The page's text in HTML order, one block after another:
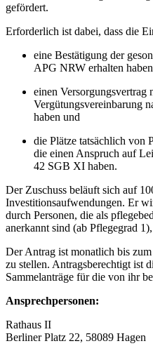
gefördert.
Erforderlich ist dabei, dass die
eine Bestätigung der
APG NRW erhalten haben
einen
Vergütungsvereinbarung
haben und
die Plätze tatsächlich von
die einen Anspruch auf
42 SGB XI haben.
Der Zuschuss beläuft sich auf
Investitionsaufwendungen. Er
durch Personen, die als
anerkannt sind (ab Pflegegrad
Der Antrag ist monatlich bis
zu stellen. Antragsberechtigt ist
Sammelanträge für die von ihr
Ansprechpersonen:
Rathaus II
Berliner Platz 22, 58089 Hagen